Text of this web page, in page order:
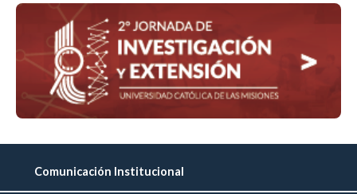
Comunicación Institucional